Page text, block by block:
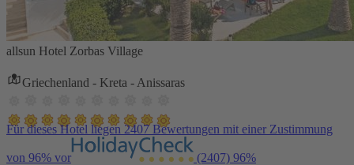
allsun Hotel Zorbas Village
Griechenland - Kreta - Anissaras
Für dieses Hotel liegen 2407 Bewertungen mit einer Zustimmung
von 96% vor (2407) 96%